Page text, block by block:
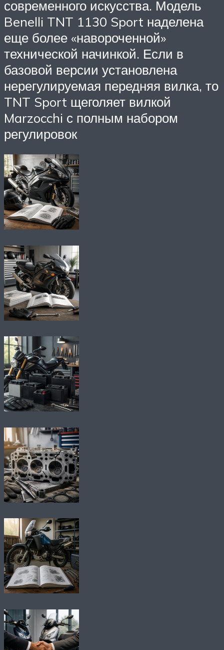
современного искусства. Модель
Benelli TNT 1130 Sport наделена
еще более «навороченной»
технической начинкой. Если в
базовой версии установлена
нерегулируемая передняя вилка, то
TNT Sport щеголяет вилкой
Marzocchi с полным набором
регулировок